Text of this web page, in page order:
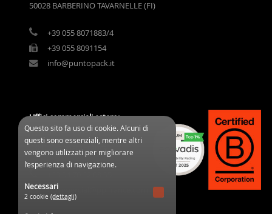
50028 BARBERINO TAVARNELLE (FI)
+39 055 8071883/4
+39 055 8091154
info@puntopack.it
Uffici commerciali estero:
3 Cours des Clos Durs
03800 Gannat (France)
commercial@ppifrance.com
Questo sito fa uso di cookie. Alcuni di
questi sono essenziali, mentre altri
vengono utilizzati per migliorare
l’esperienza di navigazione.
Necessari
2 cookie (dettagli)